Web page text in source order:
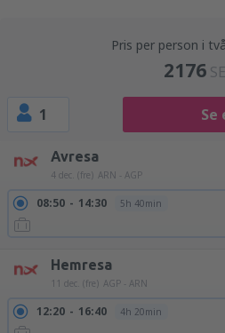
Pris per person i
2176
1 Se
Avresa
4 dec. (fre) ARN - AGP
08:50 14:30 5h 40min
Hemresa
11 dec. (fre) AGP - ARN
12:20 16:40 4h 20min